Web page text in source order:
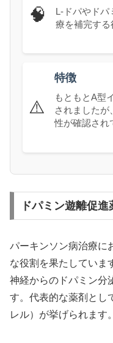
🧠
L-ドパやドパ
療を補完す
⚠️
特徴
もともとA型
されましたが
性が確認され
ドパミン遊離促
パーキンソン病治療に
な役割を果たしていま
神経からのドパミン分
す。代表的な薬剤とし
レル）が挙げられます。